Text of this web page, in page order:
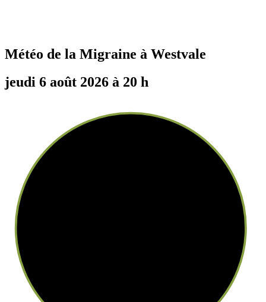
Météo de la Migraine à Westvale
jeudi 6 août 2026 à 20 h